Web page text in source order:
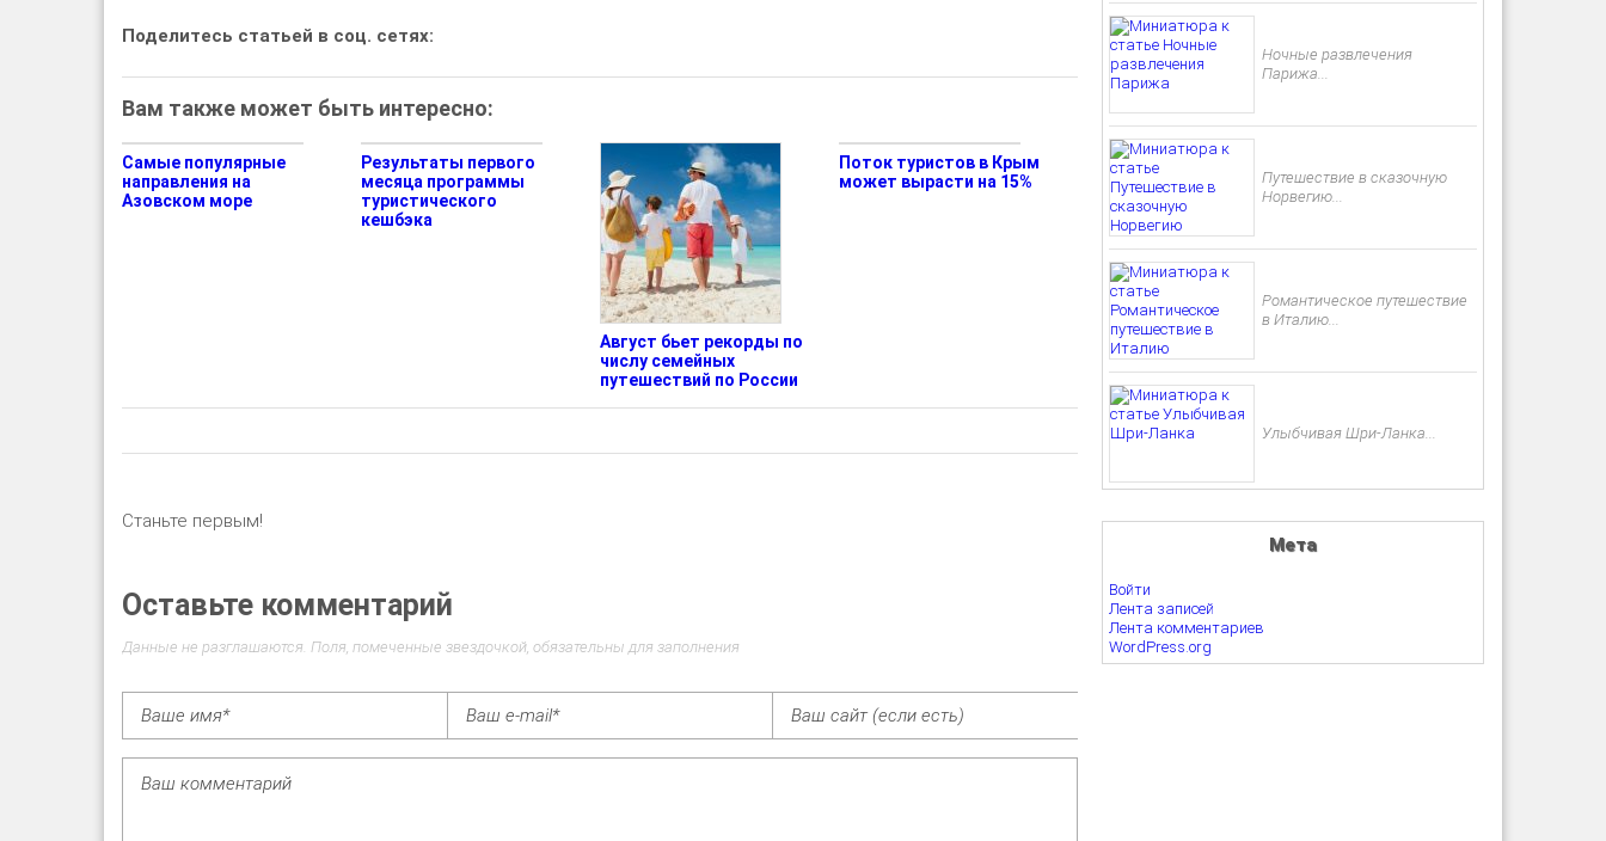
Поделитесь статьей в соц. сетях:
Вам также может быть интересно:
Самые популярные
направления на
Азовском море
Результаты первого
месяца программы
туристического
кешбэка
Август бьет рекорды по
числу семейных
путешествий по России
Поток туристов в Крым
может вырасти на 15%
Станьте первым!
Оставьте комментарий
Данные не разглашаются. Поля, помеченные звездочкой, обязательны для заполнения
Ночные развлечения
Парижа...
Путешествие в сказочную
Норвегию...
Романтическое путешествие
в Италию...
Улыбчивая Шри-Ланка...
Мета
Войти
Лента записей
Лента комментариев
WordPress.org